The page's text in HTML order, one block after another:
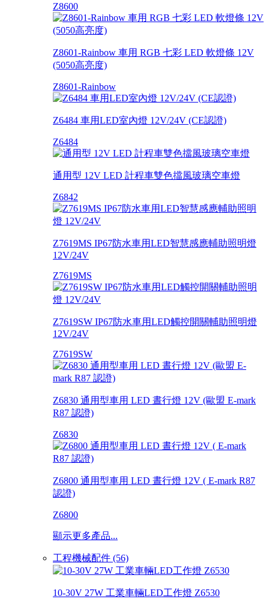
Z8600
Z8601-Rainbow 車用 RGB 七彩 LED 軟燈條 12V
(5050高亮度)
Z8601-Rainbow
Z6484 車用LED室內燈 12V/24V (CE認證)
Z6484
通用型 12V LED 計程車雙色擋風玻璃空車燈
Z6842
Z7619MS IP67防水車用LED智慧感應輔助照明燈
12V/24V
Z7619MS
Z7619SW IP67防水車用LED觸控開關輔助照明燈
12V/24V
Z7619SW
Z6830 通用型車用 LED 晝行燈 12V (歐盟 E-mark
R87 認證)
Z6830
Z6800 通用型車用 LED 晝行燈 12V ( E-mark R87
認證)
Z6800
顯示更多產品...
工程機械配件 (56)
10-30V 27W 工業車輛LED工作燈 Z6530